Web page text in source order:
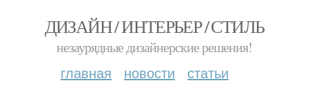
ДИЗАЙН / ИНТЕРЬЕР / СТИЛЬ
незаурядные дизайнерские решения!
главная новости статьи